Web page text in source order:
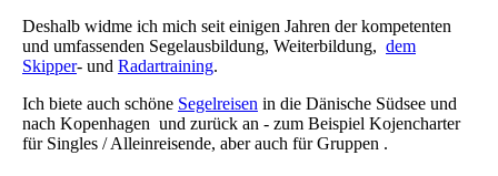
Deshalb widme ich mich seit einigen Jahren der kompetenten
und umfassenden Segelausbildung, Weiterbildung, dem
Skipper- und Radartraining.
Ich biete auch schöne Segelreisen in die Dänische Südsee und
nach Kopenhagen und zurück an - zum Beispiel Kojencharter
für Singles / Allein­reisen­de, aber auch für Gruppen .